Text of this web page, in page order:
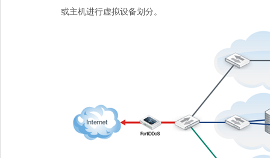
或主机进行虚拟设备划分。